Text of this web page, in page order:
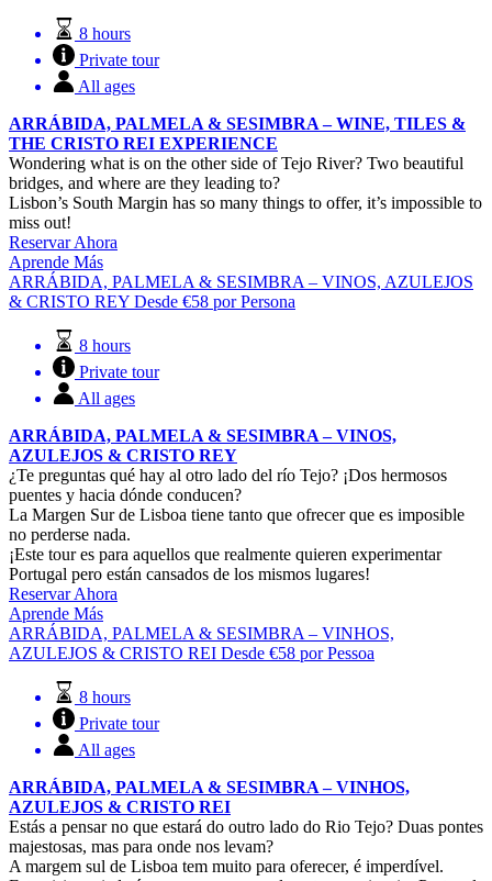
8 hours
Private tour
All ages
ARRÁBIDA, PALMELA & SESIMBRA – WINE, TILES &
THE CRISTO REI EXPERIENCE
Wondering what is on the other side of Tejo River? Two beautiful
bridges, and where are they leading to?
Lisbon’s South Margin has so many things to offer, it’s impossible to
miss out!
Reservar Ahora
Aprende Más
ARRÁBIDA, PALMELA & SESIMBRA – VINOS, AZULEJOS
& CRISTO REY Desde €58 por Persona
8 hours
Private tour
All ages
ARRÁBIDA, PALMELA & SESIMBRA – VINOS,
AZULEJOS & CRISTO REY
¿Te preguntas qué hay al otro lado del río Tejo? ¡Dos hermosos
puentes y hacia dónde conducen?
La Margen Sur de Lisboa tiene tanto que ofrecer que es imposible
no perderse nada.
¡Este tour es para aquellos que realmente quieren experimentar
Portugal pero están cansados de los mismos lugares!
Reservar Ahora
Aprende Más
ARRÁBIDA, PALMELA & SESIMBRA – VINHOS,
AZULEJOS & CRISTO REI Desde €58 por Pessoa
8 hours
Private tour
All ages
ARRÁBIDA, PALMELA & SESIMBRA – VINHOS,
AZULEJOS & CRISTO REI
Estás a pensar no que estará do outro lado do Rio Tejo? Duas pontes
majestosas, mas para onde nos levam?
A margem sul de Lisboa tem muito para oferecer, é imperdível.